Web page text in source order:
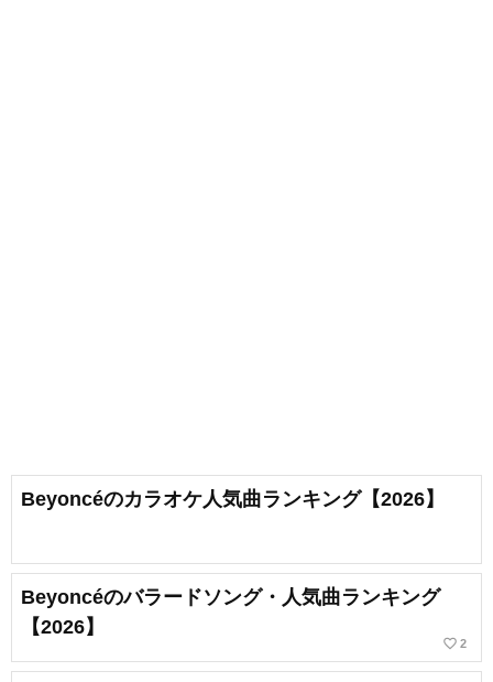
Beyoncéのカラオケ人気曲ランキング【2026】
Beyoncéのバラードソング・人気曲ランキング
【2026】
favorite_border 2